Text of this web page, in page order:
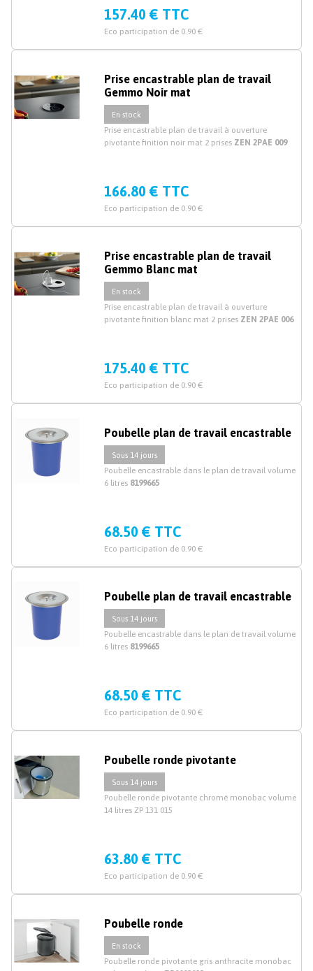
157.40 € TTC
Eco participation de 0.90 €
En stock
Prise encastrable plan de travail
Gemmo Noir mat
Prise encastrable plan de travail à ouverture
pivotante finition noir mat 2 prises ZEN 2PAE 009
166.80 € TTC
Eco participation de 0.90 €
En stock
Prise encastrable plan de travail
Gemmo Blanc mat
Prise encastrable plan de travail à ouverture
pivotante finition blanc mat 2 prises ZEN 2PAE 006
175.40 € TTC
Eco participation de 0.90 €
Sous 14 jours
Poubelle plan de travail encastrable
Poubelle encastrable dans le plan de travail volume
6 litres 8199665
68.50 € TTC
Eco participation de 0.90 €
Sous 14 jours
Poubelle plan de travail encastrable
Poubelle encastrable dans le plan de travail volume
6 litres 8199665
68.50 € TTC
Eco participation de 0.90 €
Sous 14 jours
Poubelle ronde pivotante
Poubelle ronde pivotante chromé monobac volume
14 litres ZP 131 015
63.80 € TTC
Eco participation de 0.90 €
En stock
Poubelle ronde
Poubelle ronde pivotante gris anthracite monobac